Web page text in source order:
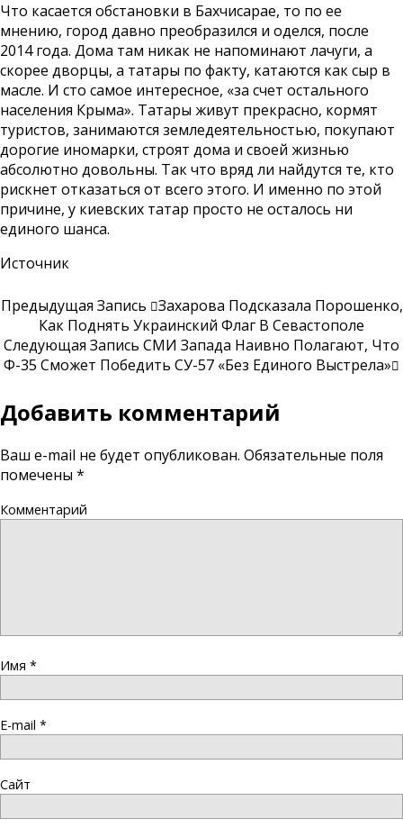
Что касается обстановки в Бахчисарае, то по ее
мнению, город давно преобразился и оделся, после
2014 года. Дома там никак не напоминают лачуги, а
скорее дворцы, а татары по факту, катаются как сыр в
масле. И сто самое интересное, «за счет остального
населения Крыма». Татары живут прекрасно, кормят
туристов, занимаются земледеятельностью, покупают
дорогие иномарки, строят дома и своей жизнью
абсолютно довольны. Так что вряд ли найдутся те, кто
рискнет отказаться от всего этого. И именно по этой
причине, у киевских татар просто не осталось ни
единого шанса.
Источник
Предыдущая Запись
Захарова Подсказала Порошенко,
Как Поднять Украинский Флаг В Севастополе
Следующая Запись СМИ Запада Наивно Полагают, Что
Ф-35 Сможет Победить СУ-57 «без Единого Выстрела»
Добавить комментарий
Ваш e-mail не будет опубликован. Обязательные поля
помечены *
Комментарий
Имя *
E-mail *
Сайт